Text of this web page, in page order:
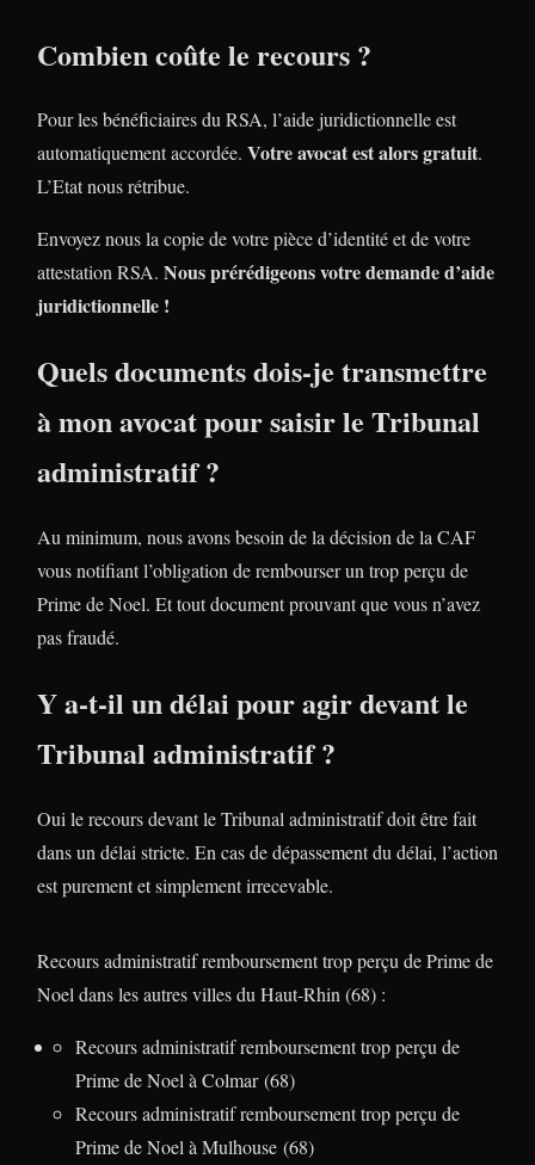
Combien coûte le recours ?
Pour les bénéficiaires du RSA, l’aide juridictionnelle est
automatiquement accordée. Votre avocat est alors gratuit.
L’Etat nous rétribue.
Envoyez nous la copie de votre pièce d’identité et de votre
attestation RSA. Nous prérédigeons votre demande d’aide
juridictionnelle !
Quels documents dois-je transmettre
à mon avocat pour saisir le Tribunal
administratif ?
Au minimum, nous avons besoin de la décision de la CAF
vous notifiant l’obligation de rembourser un trop perçu de
Prime de Noel. Et tout document prouvant que vous n’avez
pas fraudé.
Y a-t-il un délai pour agir devant le
Tribunal administratif ?
Oui le recours devant le Tribunal administratif doit être fait
dans un délai stricte. En cas de dépassement du délai, l’action
est purement et simplement irrecevable.
Recours administratif remboursement trop perçu de Prime de
Noel dans les autres villes du Haut-Rhin (68) :
Recours administratif remboursement trop perçu de
Prime de Noel à Colmar (68)
Recours administratif remboursement trop perçu de
Prime de Noel à Mulhouse (68)